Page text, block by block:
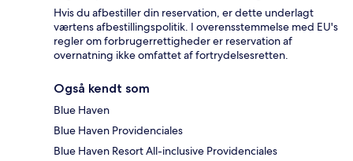
Hvis du afbestiller din reservation, er dette underlagt
værtens afbestillingspolitik. I overensstemmelse med EU's
regler om forbrugerrettigheder er reservation af
overnatning ikke omfattet af fortrydelsesretten.
Også kendt som
Blue Haven
Blue Haven Providenciales
Blue Haven Resort All-inclusive Providenciales